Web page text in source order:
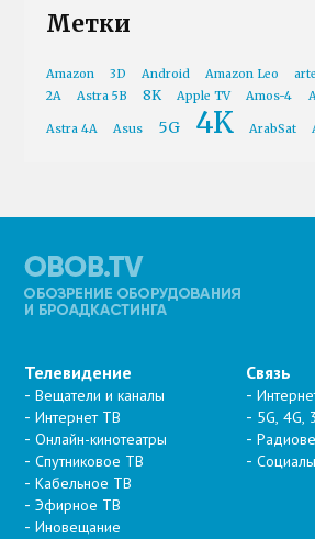
Метки
Amazon 3D Android Amazon Leo arte
2A
Astra 5B 8K Apple TV Amos-4
Astra 4A Asus 5G 4K ArabSat
Телевидение
Вещатели и каналы
Интернет ТВ
Онлайн-кинотеатры
Спутниковое ТВ
Кабельное ТВ
Эфирное ТВ
Иновещание
Связь
5G, 4G,